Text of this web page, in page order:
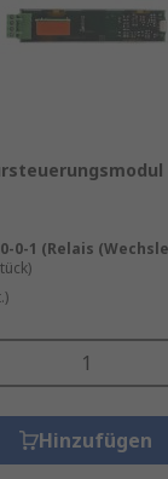
0-1 (Relais
Hinzufügen